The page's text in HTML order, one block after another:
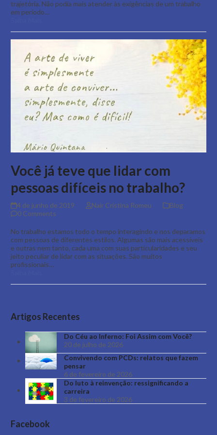
trajetória. Não podia mais atender às exigências de um trabalho
em período…
Você já teve que lidar com
pessoas difíceis no trabalho?
4 de junho de 2019 Nair Cristina Romeu
Blog
0 Comments
No trabalho estamos todo o tempo interagindo e nos deparamos
com pessoas de diferentes estilos. Algumas são mais acessíveis
e outras nem tanto, cada uma com suas particularidades e seu
jeito peculiar de lidar com as situações. São muitos
profissionais…
Artigos Recentes
Do Céu ao Inferno: Foi Assim com Você?
20 de julho de 2026
Convivendo com PCDs: relatos que fazem
pensar
6 de fevereiro de 2026
Do luto à reinvenção: ressignificando a
carreira
3 de fevereiro de 2026
Facebook